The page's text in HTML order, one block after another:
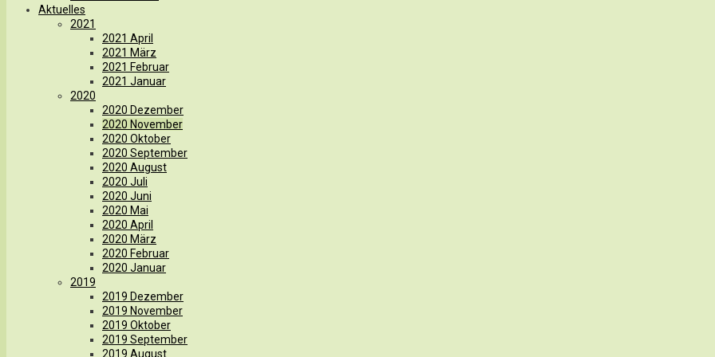
Aktuelles
2021
2021 April
2021 März
2021 Februar
2021 Januar
2020
2020 Dezember
2020 November
2020 Oktober
2020 September
2020 August
2020 Juli
2020 Juni
2020 Mai
2020 April
2020 März
2020 Februar
2020 Januar
2019
2019 Dezember
2019 November
2019 Oktober
2019 September
2019 August